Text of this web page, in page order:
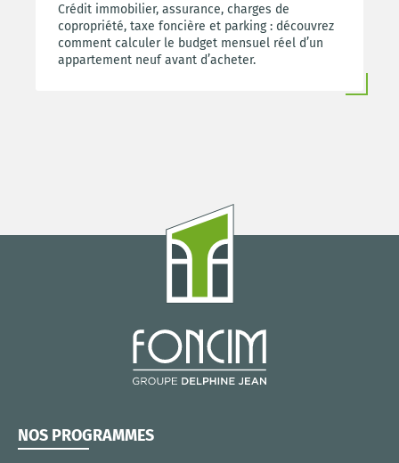
Crédit immobilier, assurance, charges de
copropriété, taxe foncière et parking : découvrez
comment calculer le budget mensuel réel d’un
appartement neuf avant d’acheter.
NOS PROGRAMMES